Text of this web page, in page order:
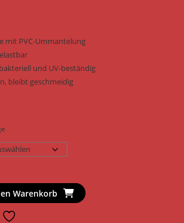
mit PVC-Ummantelung
und UV-beständig
bleibt geschmeidig
Warenkorb